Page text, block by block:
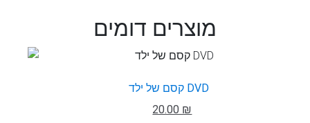
מוצרים דומים
קסם של ילד DVD
20.00 ₪